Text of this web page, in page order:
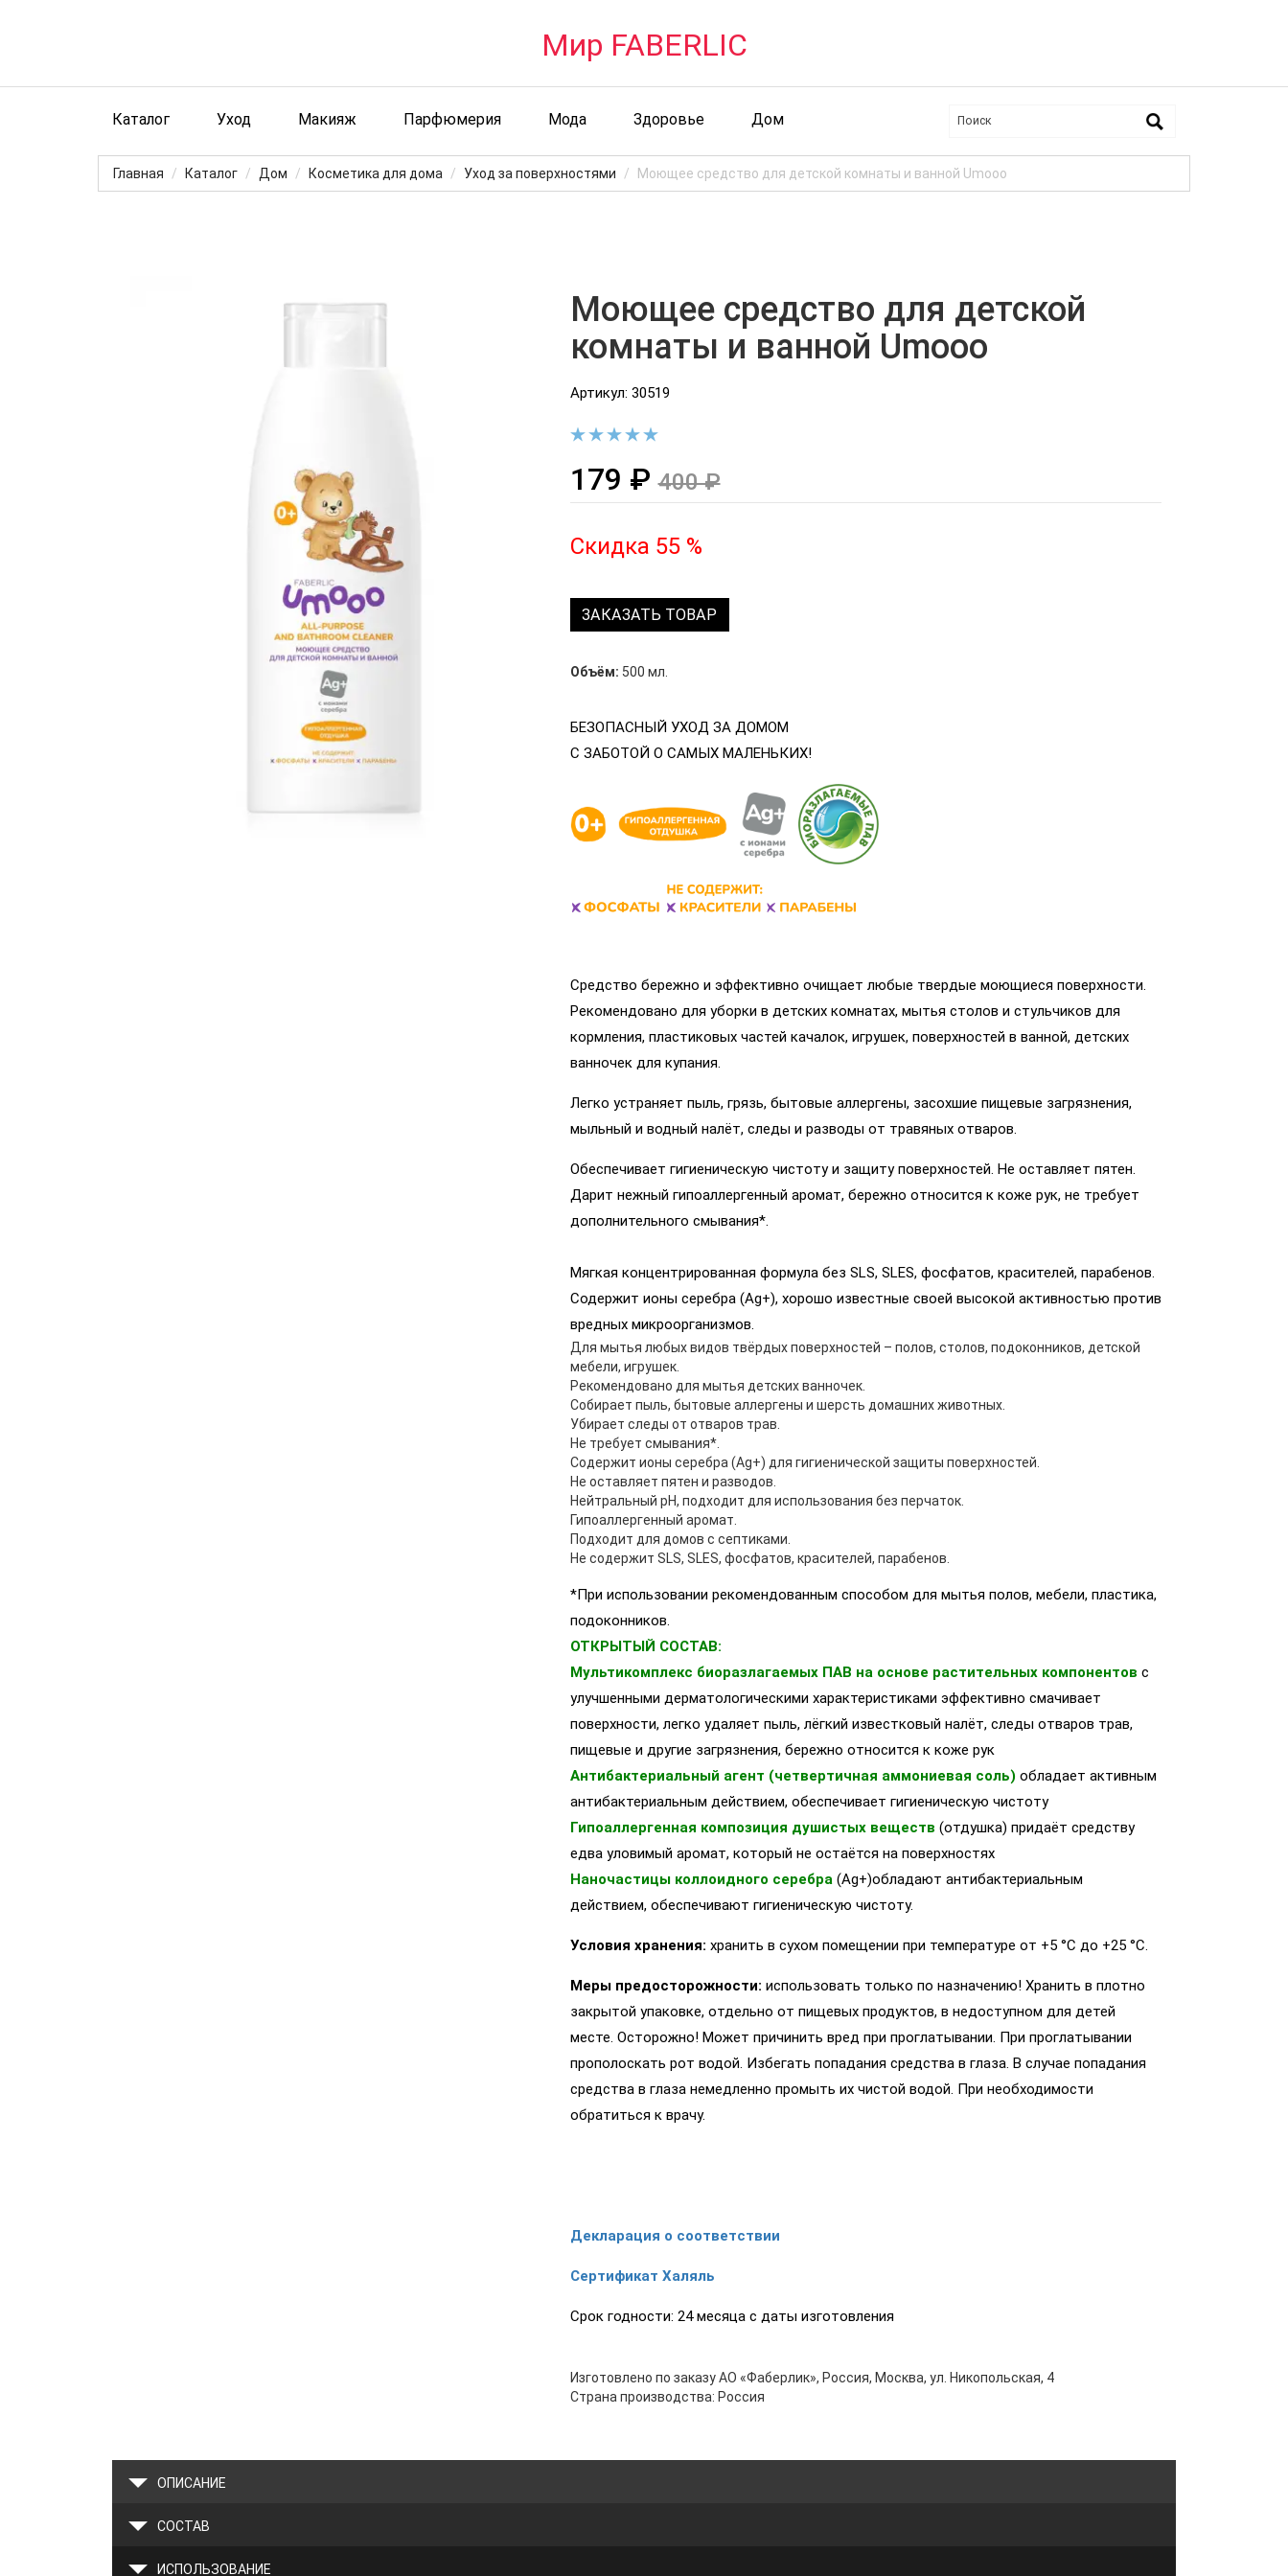
Мир FABERLIC
Каталог Уход Макияж Парфюмерия Мода Здоровье Дом
Главная Каталог Дом Косметика для дома Уход за поверхностями Моющее средство для детской комнаты и ванной Umooo
Моющее средство для детской
комнаты и ванной Umooo
Артикул: 30519
179 ₽400 ₽
Скидка 55 %
ЗАКАЗАТЬ ТОВАР
Объём: 500 мл.
БЕЗОПАСНЫЙ УХОД ЗА ДОМОМ
С ЗАБОТОЙ О САМЫХ МАЛЕНЬКИХ!
Средство бережно и эффективно очищает любые твердые моющиеся поверхности.
Рекомендовано для уборки в детских комнатах, мытья столов и стульчиков для
кормления, пластиковых частей качалок, игрушек, поверхностей в ванной, детских
ванночек для купания.
Легко устраняет пыль, грязь, бытовые аллергены, засохшие пищевые загрязнения,
мыльный и водный налёт, следы и разводы от травяных отваров.
Обеспечивает гигиеническую чистоту и защиту поверхностей. Не оставляет пятен.
Дарит нежный гипоаллергенный аромат, бережно относится к коже рук, не требует
дополнительного смывания*.
Мягкая концентрированная формула без SLS, SLES, фосфатов, красителей, парабенов.
Содержит ионы серебра (Ag+), хорошо известные своей высокой активностью против
вредных микроорганизмов.
Для мытья любых видов твёрдых поверхностей – полов, столов, подоконников, детской
мебели, игрушек.
Рекомендовано для мытья детских ванночек.
Собирает пыль, бытовые аллергены и шерсть домашних животных.
Убирает следы от отваров трав.
Не требует смывания*.
Содержит ионы серебра (Ag+) для гигиенической защиты поверхностей.
Не оставляет пятен и разводов.
Нейтральный pH, подходит для использования без перчаток.
Гипоаллергенный аромат.
Подходит для домов с септиками.
Не содержит SLS, SLES, фосфатов, красителей, парабенов.
*При использовании рекомендованным способом для мытья полов, мебели, пластика,
подоконников.
ОТКРЫТЫЙ СОСТАВ:
Мультикомплекс биоразлагаемых ПАВ на основе растительных компонентов с
улучшенными дерматологическими характеристиками эффективно смачивает
поверхности, легко удаляет пыль, лёгкий известковый налёт, следы отваров трав,
пищевые и другие загрязнения, бережно относится к коже рук
Антибактериальный агент (четвертичная аммониевая соль) обладает активным
антибактериальным действием, обеспечивает гигиеническую чистоту
Гипоаллергенная композиция душистых веществ (отдушка) придаёт средству
едва уловимый аромат, который не остаётся на поверхностях
Наночастицы коллоидного серебра(Ag+)обладают антибактериальным
действием, обеспечивают гигиеническую чистоту.
Условия хранения: хранить в сухом помещении при температуре от +5 °С до +25 °С.
Меры предосторожности: использовать только по назначению! Хранить в плотно
закрытой упаковке, отдельно от пищевых продуктов, в недоступном для детей
месте. Осторожно! Может причинить вред при проглатывании. При проглатывании
прополоскать рот водой. Избегать попадания средства в глаза. В случае попадания
средства в глаза немедленно промыть их чистой водой. При необходимости
обратиться к врачу.
Декларация о соответствии
Сертификат Халяль
Срок годности: 24 месяца с даты изготовления
Изготовлено по заказу АО «Фаберлик», Россия, Москва, ул. Никопольская, 4
Страна производства: Россия
ОПИСАНИЕ
СОСТАВ
ИСПОЛЬЗОВАНИЕ